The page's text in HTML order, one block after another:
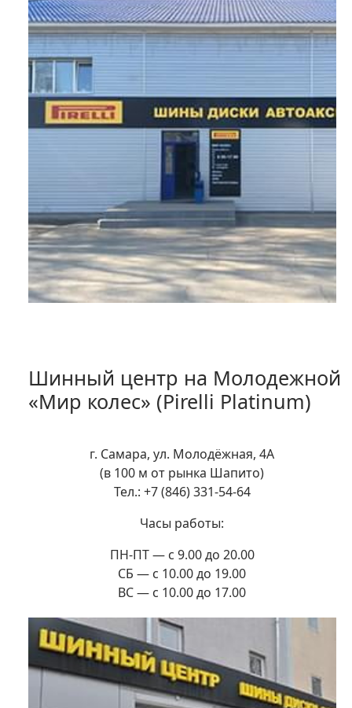
Шинный центр на Молодежной
«Мир колес» (Pirelli Platinum)
г. Самара, ул. Молодёжная, 4А
(в 100 м от рынка Шапито)
Тел.: +7 (846) 331-54-64
Часы работы:
ПН-ПТ — с 9.00 до 20.00
СБ — с 10.00 до 19.00
ВС — с 10.00 до 17.00